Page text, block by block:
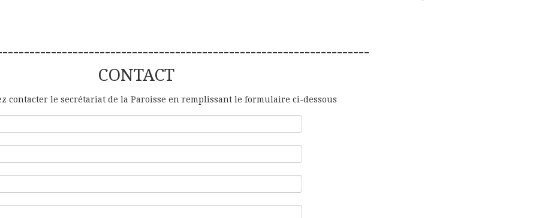
CONTACT
contacter le secrétariat de la Paroisse en remplissant le formulaire ci-dessous